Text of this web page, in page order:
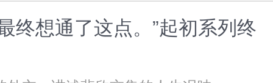
终想通了这点。”起初系列终